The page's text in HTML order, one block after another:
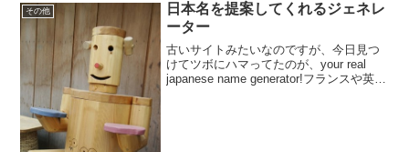
その他
日本名を提案してくれるジェネレ
ーター
古いサイトみたいなのですが、今日見つ
けてツボにハマってたのが、your real
japanese name generator!フランスや英語